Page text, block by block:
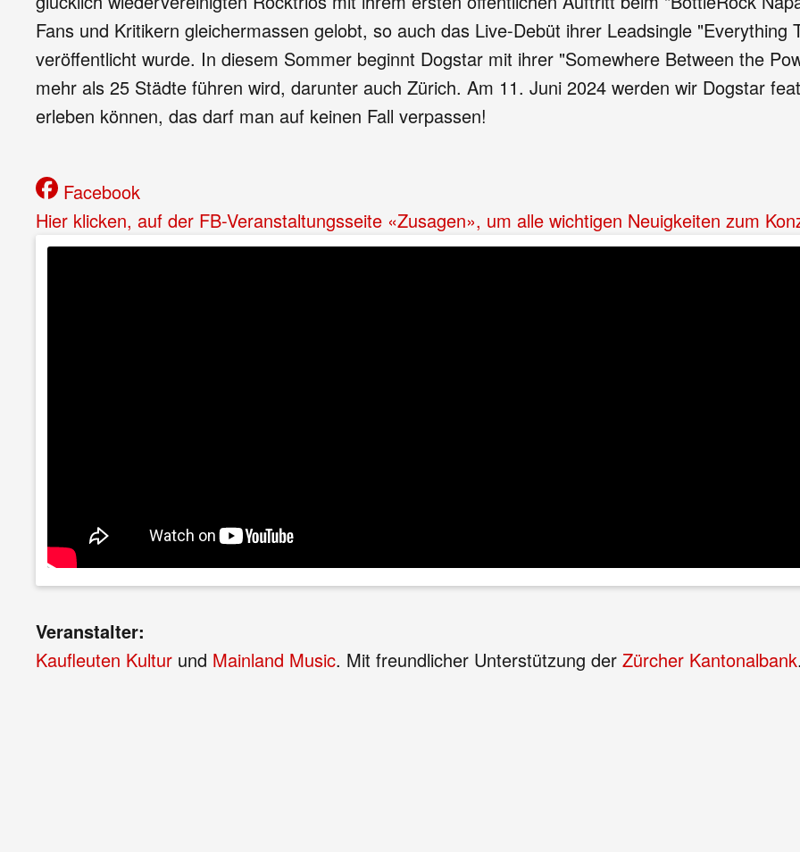
Fans und Kritikern gleichermassen gelobt, so auch das Live-Debüt ihrer Leadsingle "Everything
veröffentlicht wurde. In diesem Sommer beginnt Dogstar mit ihrer "Somewhere Between the
mehr als 25 Städte führen wird, darunter auch Zürich. Am 11. Juni 2024 werden wir Dogstar
erleben können, das darf man auf keinen Fall verpassen!
Facebook
Hier klicken, auf der FB-Veranstaltungsseite «Zusagen», um alle wichtigen Neuigkeiten zum
Veranstalter:
Kaufleuten Kultur und Mainland Music. Mit freundlicher Unterstützung der Zürcher Kantonalbank